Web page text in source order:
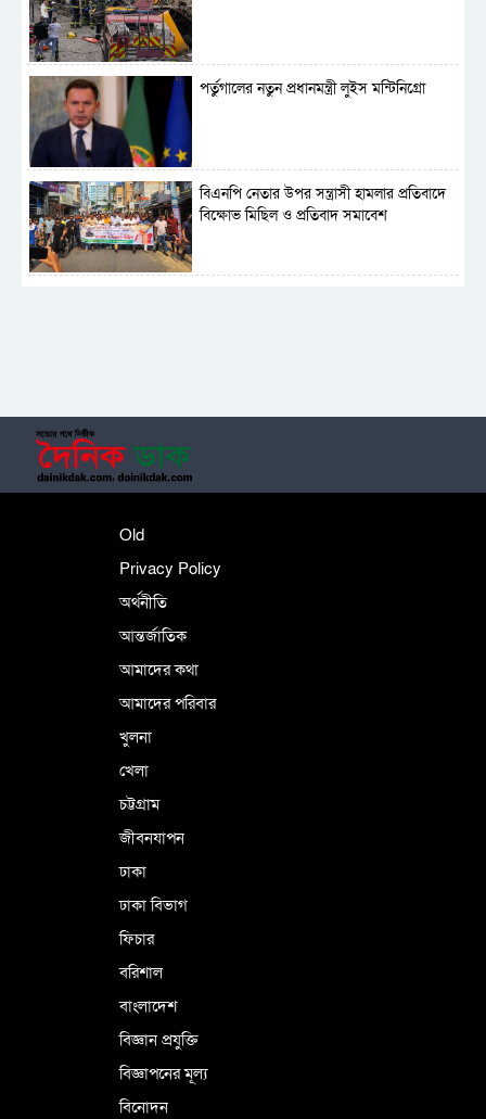
পর্তুগালের নতুন প্রধানমন্ত্রী লুইস মন্টিনিগ্রো
বিএনপি নেতার উপর সন্ত্রাসী হামলার প্রতিবাদে
বিক্ষোভ মিছিল ও প্রতিবাদ সমাবেশ
Old
Privacy Policy
অর্থনীতি
আন্তর্জাতিক
আমাদের কথা
আমাদের পরিবার
খুলনা
খেলা
চট্টগ্রাম
জীবনযাপন
ঢাকা
ঢাকা বিভাগ
ফিচার
বরিশাল
বাংলাদেশ
বিজ্ঞান প্রযুক্তি
বিজ্ঞাপনের মূল্য
বিনোদন